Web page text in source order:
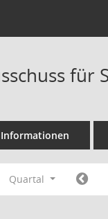
für
Informationen
Quartal